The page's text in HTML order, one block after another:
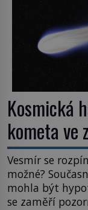
Kosmická
kometa ve
Vesmír se
možné?
mohla být
se zaměří